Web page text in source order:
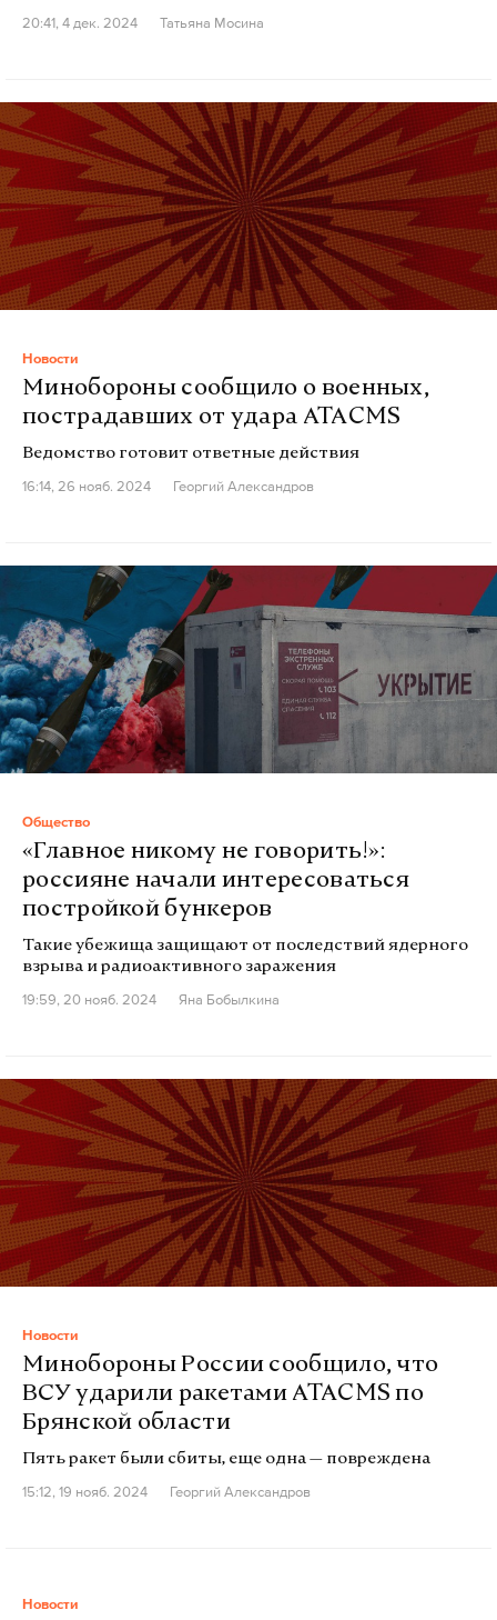
20:41, 4 дек. 2024
Татьяна Мосина
Новости
Минобороны сообщило о военных,
пострадавших от удара ATACMS
Ведомство готовит ответные действия
16:14, 26 нояб. 2024
Георгий Александров
Общество
«Главное никому не говорить!»:
россияне начали интересоваться
постройкой бункеров
Такие убежища защищают от последствий ядерного
взрыва и радиоактивного заражения
19:59, 20 нояб. 2024
Яна Бобылкина
Новости
Минобороны России сообщило, что
ВСУ ударили ракетами ATACMS по
Брянской области
Пять ракет были сбиты, еще одна — повреждена
15:12, 19 нояб. 2024
Георгий Александров
Новости